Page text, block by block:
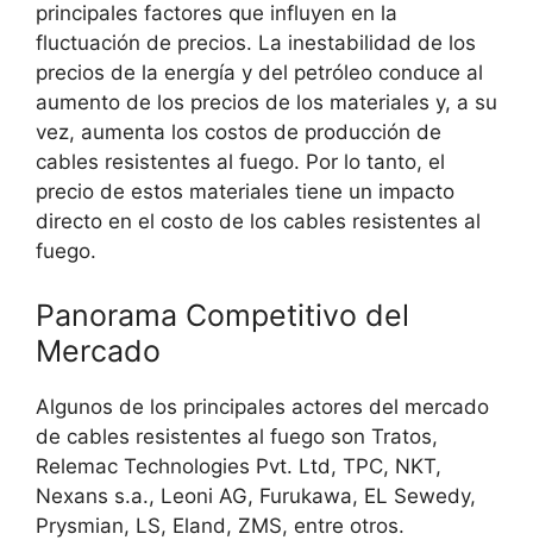
principales factores que influyen en la
fluctuación de precios. La inestabilidad de los
precios de la energía y del petróleo conduce al
aumento de los precios de los materiales y, a su
vez, aumenta los costos de producción de
cables resistentes al fuego. Por lo tanto, el
precio de estos materiales tiene un impacto
directo en el costo de los cables resistentes al
fuego.
Panorama Competitivo del
Mercado
Algunos de los principales actores del mercado
de cables resistentes al fuego son Tratos,
Relemac Technologies Pvt. Ltd, TPC, NKT,
Nexans s.a., Leoni AG, Furukawa, EL Sewedy,
Prysmian, LS, Eland, ZMS, entre otros.